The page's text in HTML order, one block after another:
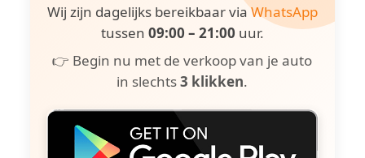
Wij zijn dagelijks bereikbaar viaWhatsApp
tussen 09:00 – 21:00 uur.
👉 Begin nu met de verkoop van je auto
in slechts3 klikken.